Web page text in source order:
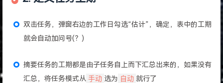
双击任务，弹窗右边的工作日勾选“估计”，确定，表中的工期
就会自动加问号(？)
摘要任务的工期都是由子任务自上而下汇总出来的，如果没有
汇总，将任务模式从 手动 选为 自动 就行了